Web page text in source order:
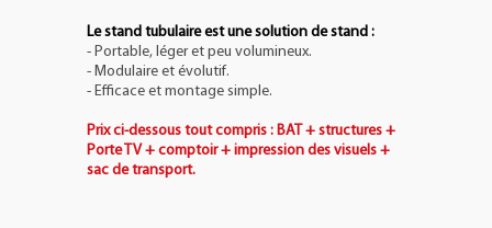
Le stand tubulaire est une solution de stand :
- Portable, léger et peu volumineux.
- Modulaire et évolutif.
- Efficace et montage simple.
Prix ci-dessous tout compris : BAT + structures +
Porte TV + comptoir + impression des visuels +
sac de transport.